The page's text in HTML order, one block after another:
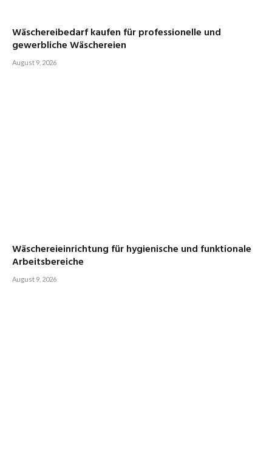
Wäschereibedarf kaufen für professionelle und
gewerbliche Wäschereien
August 9, 2026
Wäschereieinrichtung für hygienische und funktionale
Arbeitsbereiche
August 9, 2026